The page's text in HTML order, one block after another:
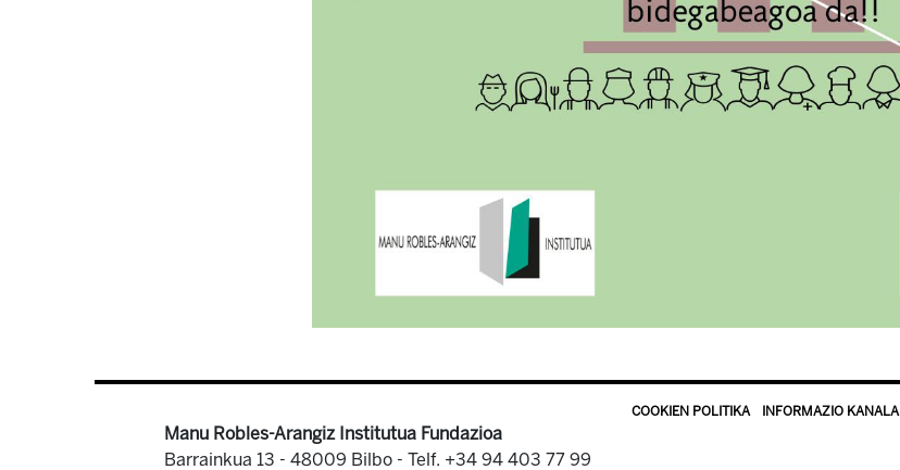
COOKIEN POLITIKA INFORMAZIO KANALA
Manu Robles-Arangiz Institutua Fundazioa
Barrainkua 13 - 48009 Bilbo - Telf. +34 94 403 77 99